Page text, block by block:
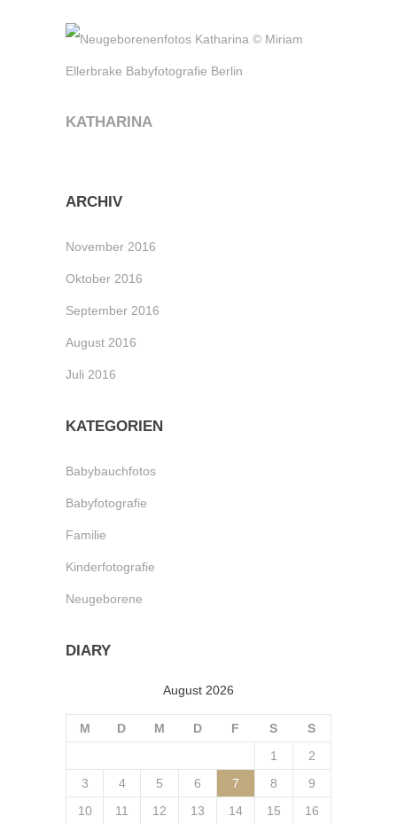
KATHARINA
ARCHIV
November 2016
Oktober 2016
September 2016
August 2016
Juli 2016
KATEGORIEN
Babybauchfotos
Babyfotografie
Familie
Kinderfotografie
Neugeborene
DIARY
August 2026
M D M D F S
S
1
2
3
4 5 6 7 8
9
10
11 12 13 14 15 16